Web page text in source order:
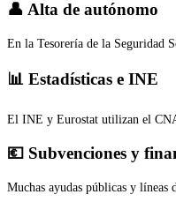
👤 Alta de autónomo
En la Tesorería de la Seguridad
📊 Estadísticas e INE
El INE y Eurostat utilizan el
💶 Subvenciones y
Muchas ayudas públicas y